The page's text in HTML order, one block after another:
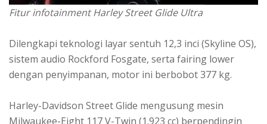
Fitur infotainment Harley Street Glide Ultra
Dilengkapi teknologi layar sentuh 12,3 inci (Skyline OS),
sistem audio Rockford Fosgate, serta fairing lower
dengan penyimpanan, motor ini berbobot 377 kg.
Harley-Davidson Street Glide mengusung mesin
Milwaukee-Eight 117 V-Twin (1.923 cc) berpendingin